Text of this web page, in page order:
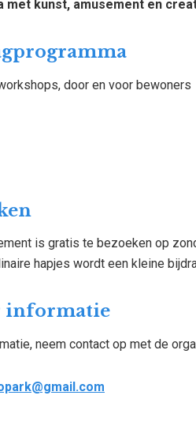
met kunst, amusement en
door en voor bewoners
is gratis te bezoeken op
hapjes wordt een kleine
informatie
neem contact op met de